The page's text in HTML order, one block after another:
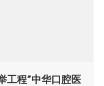
工程”中华口腔医